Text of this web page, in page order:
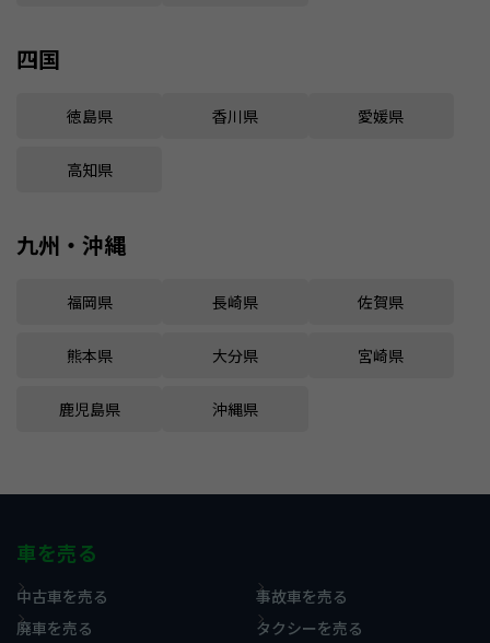
四国
徳島県 香川県 愛媛県
高知県
九州・沖縄
福岡県 長崎県 佐賀県
熊本県 大分県 宮崎県
鹿児島県 沖縄県
車を売る
中古車を売る
事故車を売る
廃車を売る
タクシーを売る